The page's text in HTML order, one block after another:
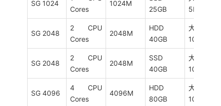
SG 1024
Cores
1024M
25GB
5M
SG 2048
2 CPU
Cores
2048M
HDD
40GB
大陆优化
10M
SG 2048
2 CPU
Cores
2048M
SSD
40GB
大陆优化
10M
SG 4096
4 CPU
Cores
4096M
HDD
80GB
大陆优化
10M